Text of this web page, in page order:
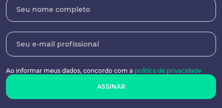
Ao informar meus dados, concordo com a política de privacidade
ASSINAR